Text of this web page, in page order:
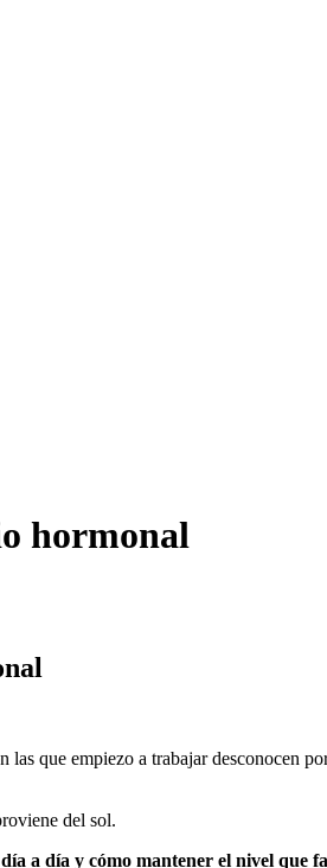
hormonal
que empiezo a trabajar desconocen
del sol.
a día y cómo mantener el nivel que